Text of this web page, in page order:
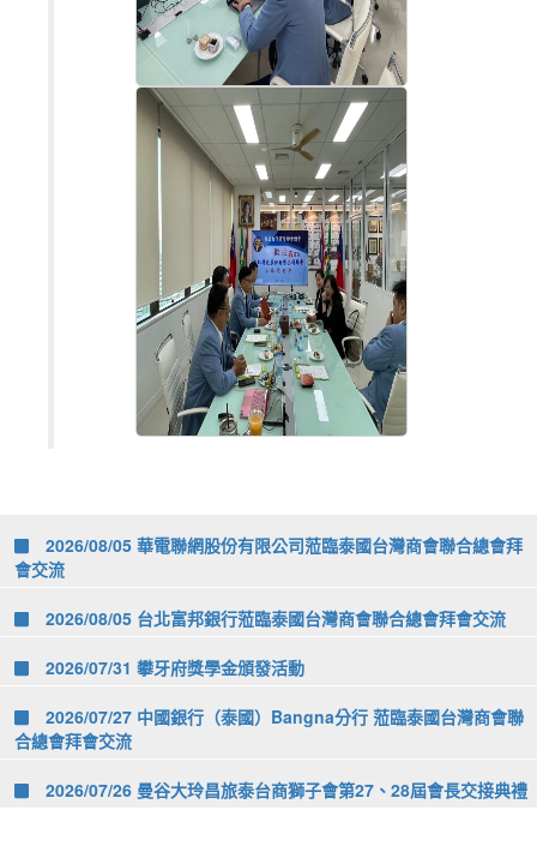
2026/08/05 華電聯網股份有限公司蒞臨泰國台灣商會聯合總會拜
會交流
2026/08/05 台北富邦銀行蒞臨泰國台灣商會聯合總會拜會交流
2026/07/31 攀牙府獎學金頒發活動
2026/07/27 中國銀行（泰國）Bangna分行 蒞臨泰國台灣商會聯
合總會拜會交流
2026/07/26 曼谷大玲昌旅泰台商獅子會第27、28屆會長交接典禮